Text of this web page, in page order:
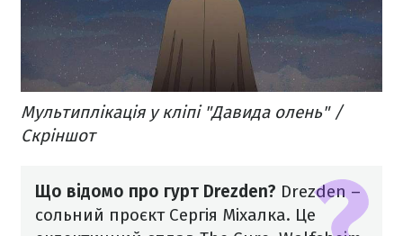
Мультиплікація у кліпі "Давида олень" /
Скріншот
Що відомо про гурт Drezden? Drezden –
сольний проєкт Сергія Міхалка. Це